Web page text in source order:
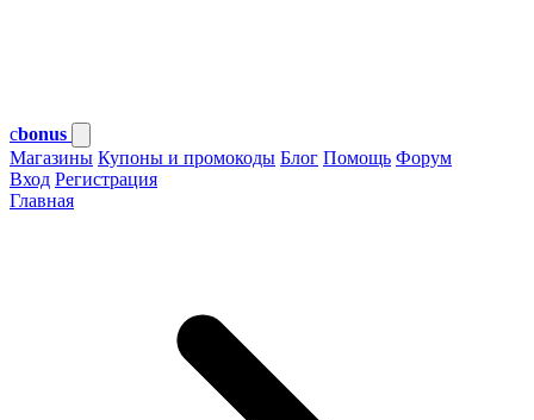
cbonus
Магазины Купоны и промокоды Блог Помощь Форум
Вход Регистрация
Главная